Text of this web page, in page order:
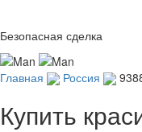
Безопасная сделка
Главная Россия
Купить